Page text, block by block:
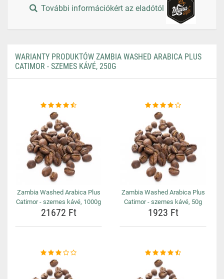
További információkért az eladótól
WARIANTY PRODUKTÓW ZAMBIA WASHED ARABICA PLUS
CATIMOR - SZEMES KÁVÉ, 250G
Zambia Washed Arabica Plus
Catimor - szemes kávé, 1000g
21672 Ft
Zambia Washed Arabica Plus
Catimor - szemes kávé, 50g
1923 Ft